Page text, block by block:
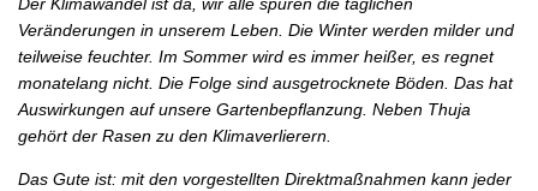
Veränderungen in unserem Leben. Die Winter werden milder und
teilweise feuchter. Im Sommer wird es immer heißer, es regnet
monatelang nicht. Die Folge sind ausgetrocknete Böden. Das hat
Auswirkungen auf unsere Gartenbepflanzung. Neben Thuja
gehört der Rasen zu den Klimaverlierern.
Das Gute ist: mit den vorgestellten Direktmaßnahmen kann jeder